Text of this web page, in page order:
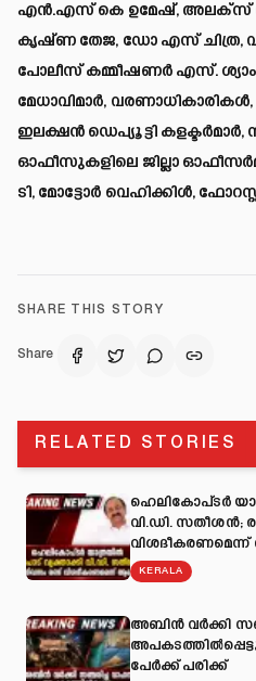
എൻ.എസ് കെ ഉമേഷ്, അലക്സ്
കൃഷ്ണ തേജ, ഡോ എസ് ചിത്ര, വി
പോലീസ് കമ്മീഷണർ എസ്. ശ്യാം
മേധാവിമാർ,
ഇലക്ഷൻ ഡെപ്യൂട്ടി
ഓഫീസുകളിലെ ജില്ലാ
ടി, മോട്ടോർ വെഹിക്കിൾ,
SHARE THIS STORY
Share
RELATED STORIES
ഹെലികോപ്ടർ
വി.ഡി. സതീശൻ;
KERALA
അബിന്‍ വര്‍ക്കി
പേര്‍ക്ക് പരിക്ക്